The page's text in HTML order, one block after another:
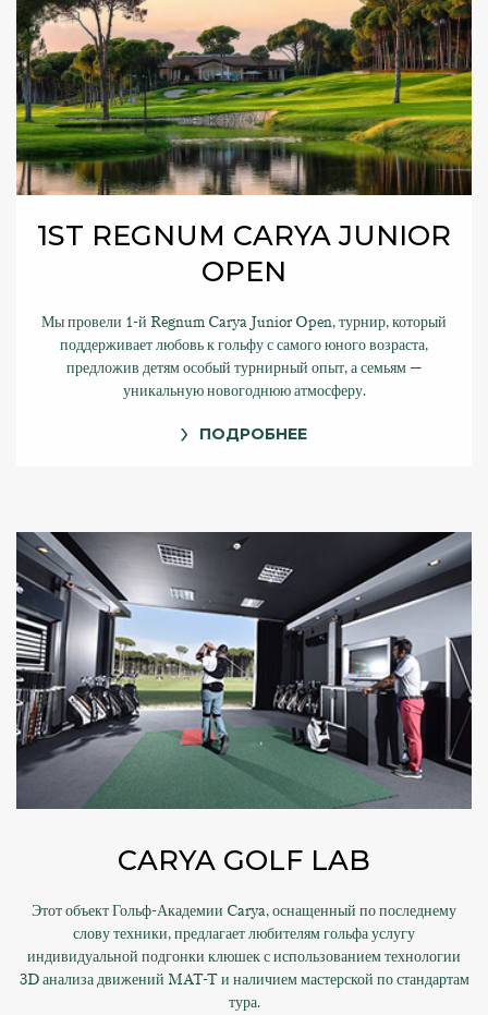
1ST REGNUM CARYA JUNIOR
OPEN
Мы провели 1-й Regnum Carya Junior Open, турнир, который
поддерживает любовь к гольфу с самого юного возраста,
предложив детям особый турнирный опыт, а семьям —
уникальную новогоднюю атмосферу.
ПОДРОБНЕЕ
CARYA GOLF LAB
Этот объект Гольф-Академии Carya, оснащенный по последнему
слову техники, предлагает любителям гольфа услугу
индивидуальной подгонки клюшек с использованием технологии
3D анализа движений MAT-T и наличием мастерской по стандартам
тура.